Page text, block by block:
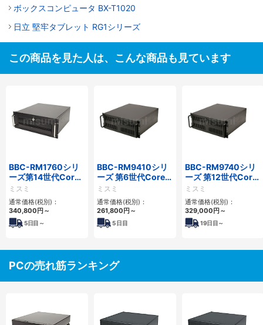
ボックスコンピュータ BX-T1020
日立 堅牢タブレット RG1シリーズ
この商品を見た人は、こんな商品も見ています
BBC-RM1760シリ
ーズ第14世代Core
対応ラックマウント
3PCIe
ミスミ
通常価格(税別)：
340,800円～
5日目～
BBC-RM9410シリ
ーズ 第6世代Core対
応ラックマウント
FAPC 3PCI・3PCIe
ミスミ
通常価格(税別)：
261,800円～
5日目
BBC-RM9740シリ
ーズ 第12世代Core
対応ラックマウント
FAPC4PCI・3PCIe
ミスミ
通常価格(税別)：
329,000円～
19日目～
PCの売れ筋ランキング